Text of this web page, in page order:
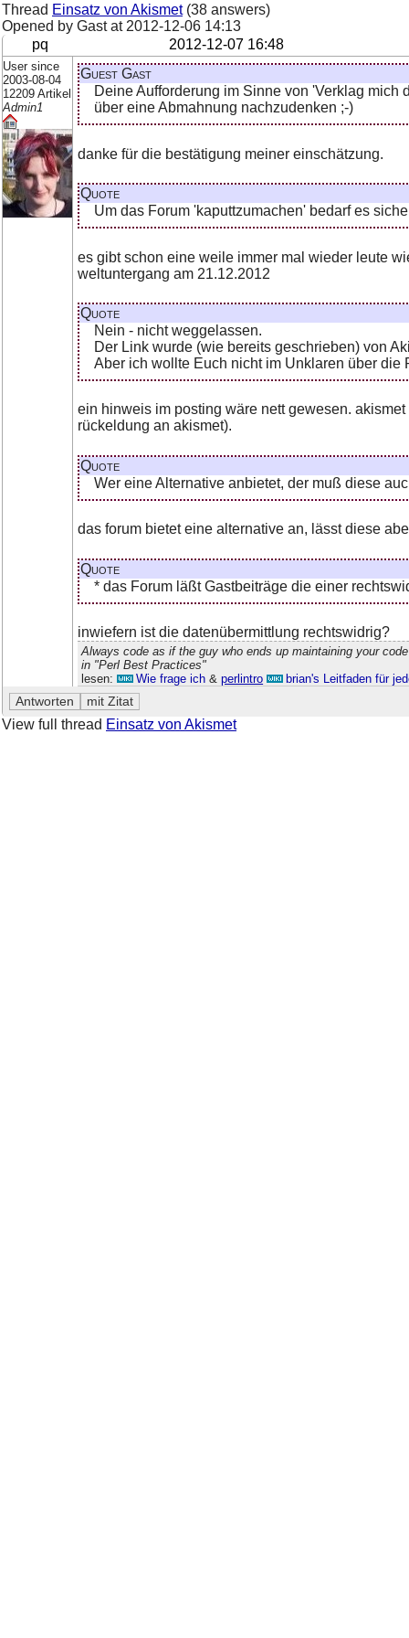
Thread Einsatz von Akismet(38 answers)
Opened by Gast at 2012-12-06 14:13
pq
2012-12-07 16:48
User since
2003-08-04
12209 Artikel
Admin1
Guest Gast
Deine Aufforderung im Sinne von 'Verklag
über eine Abmahnung nachzudenken ;-)
danke für die bestätigung meiner einschätzung.
Quote
Um das Forum 'kaputtzumachen' bedarf es
es gibt schon eine weile immer mal wieder leute
weltuntergang am 21.12.2012
Quote
Nein - nicht weggelassen.
Der Link wurde (wie bereits geschrieben) von
Aber ich wollte Euch nicht im Unklaren über
ein hinweis im posting wäre nett gewesen.
rückeldung an akismet).
Quote
Wer eine Alternative anbietet, der muß diese
das forum bietet eine alternative an, lässt diese
Quote
* das Forum läßt Gastbeiträge die einer
inwiefern ist die datenübermittlung rechtswidrig?
Always code as if the guy who ends up maintaining your
in "Perl Best Practices"
lesen:
Wie frage ich &perlintro brian's Leitfaden für
View full thread Einsatz von Akismet